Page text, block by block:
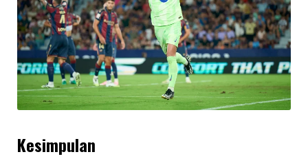
Kesimpulan